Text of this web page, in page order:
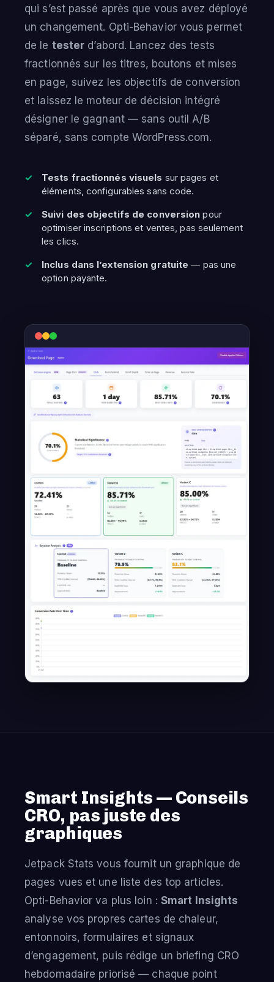
qui s’est passé après que vous avez déployé
un changement. Opti-Behavior vous permet
de le tester d’abord. Lancez des tests
fractionnés sur les titres, boutons et mises
en page, suivez les objectifs de conversion
et laissez le moteur de décision intégré
désigner le gagnant — sans outil A/B
séparé, sans compte WordPress.com.
Tests fractionnés visuels sur pages et
éléments, configurables sans code.
Suivi des objectifs de conversion pour
optimiser inscriptions et ventes, pas seulement
les clics.
Inclus dans l’extension gratuite — pas une
option payante.
Smart Insights — Conseils
CRO, pas juste des
graphiques
Jetpack Stats vous fournit un graphique de
pages vues et une liste des top articles.
Opti-Behavior va plus loin : Smart Insights
analyse vos propres cartes de chaleur,
entonnoirs, formulaires et signaux
d’engagement, puis rédige un briefing CRO
hebdomadaire priorisé — chaque point